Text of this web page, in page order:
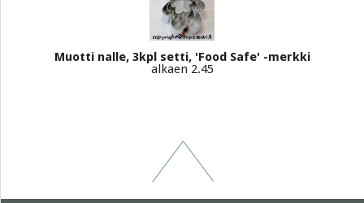
Muotti nalle, 3kpl setti, 'Food Safe' -merkki
alkaen 2.45